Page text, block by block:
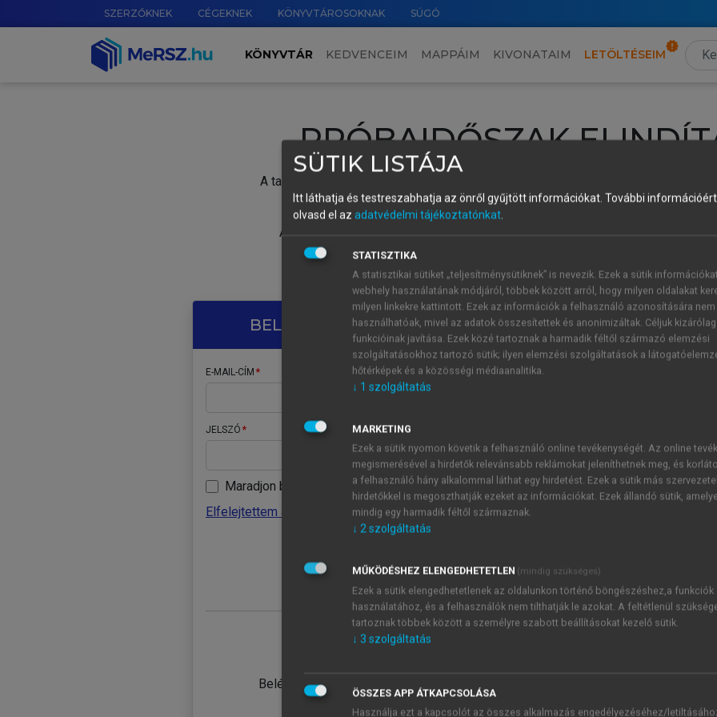
SZERZŐKNEK CÉGEKNEK KÖNYVTÁROSOKNAK SÚGÓ
KÖNYVTÁR KEDVENCEIM MAPPÁIM KIVONATAIM LETÖLTÉSEIM
PRÓBAIDŐSZAK
A tartalom megtekintéséhez lépj be a saját fiókoddal, iskolai azonosítóddal vagy
Új felhasználóként1 óra díjmentes hozzáférésrevagy
A próbaidőszak elindításához,
vagy hozz
A regisztráció után a
BELÉPÉS SAJÁT FIÓKKAL
E-MAIL-CÍM
JELSZÓ
Maradjon belépve
Elfelejtettem a jelszavamat
Belépés intézményi azonosítóval
ÚJ FIÓK
1 óra
JELSZÓ
Kérek értesítést a MeRSZ
Kérek értesítést az
SÜTIK LISTÁJA
Itt láthatja és testreszabhatja az önről gyűjtött információkat. További
olvasd el az adatvédelmi tájékoztatónkat.
STATISZTIKA
A statisztikai sütiket „teljesítménysütiknek” is nevezik. Ezek a sütik
webhely használatának módjáról, többek között arról, hogy milyen oldalakat
milyen linkekre kattintott. Ezek az információk a felhasználó azonosítására nem
használhatóak, mivel az adatok összesítettek és anonimizáltak. Céljuk
funkcióinak javítása. Ezek közé tartoznak a harmadik féltől származó elemzési
szolgáltatásokhoz tartozó sütik; ilyen elemzési szolgáltatások a
hőtérképek és a közösségi médiaanalitika.
↓ 1 szolgáltatás
MARKETING
Ezek a sütik nyomon követik a felhasználó online tevékenységét. Az online
megismerésével a hirdetők relevánsabb reklámokat jeleníthetnek meg, és
a felhasználó hány alkalommal láthat egy hirdetést. Ezek a sütik más
hirdetőkkel is megoszthatják ezeket az információkat. Ezek állandó sütik,
mindig egy harmadik féltől származnak.
↓ 2szolgáltatás
MŰKÖDÉSHEZ ELENGEDHETETLEN (mindig szükséges)
Ezek a sütik elengedhetetlenek az oldalunkon történő böngészéshez,a funkciók
használatához, és a felhasználók nem tilthatják le azokat. A feltétlenül
tartoznak többek között a személyre szabott beállításokat kezelő sütik.
↓ 3 szolgáltatás
ÖSSZES APP ÁTKAPCSOLÁSA
Használja ezt a kapcsolót az összes alkalmazás engedélyezéséhez/